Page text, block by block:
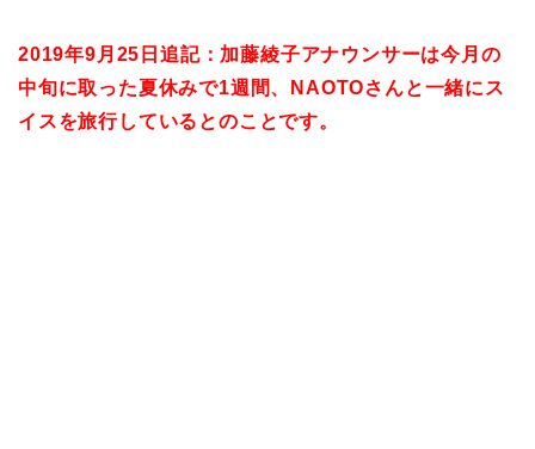
2019年9月25日追記：加藤綾子アナウンサーは今月の
中旬に取った夏休みで1週間、NAOTOさんと一緒にス
イスを旅行しているとのことです。